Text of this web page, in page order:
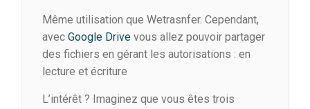
Même utilisation que Wetrasnfer. Cependant,
avec Google Drive vous allez pouvoir partager
des fichiers en gérant les autorisations : en
lecture et écriture
L’intérêt ? Imaginez que vous êtes trois